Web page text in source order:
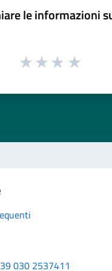
le informazioni
030 2537411